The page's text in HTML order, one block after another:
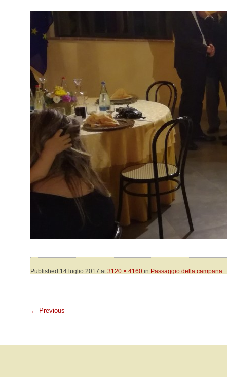
Published 14 luglio 2017 at3120 × 4160 in Passaggio della campana
← Previous